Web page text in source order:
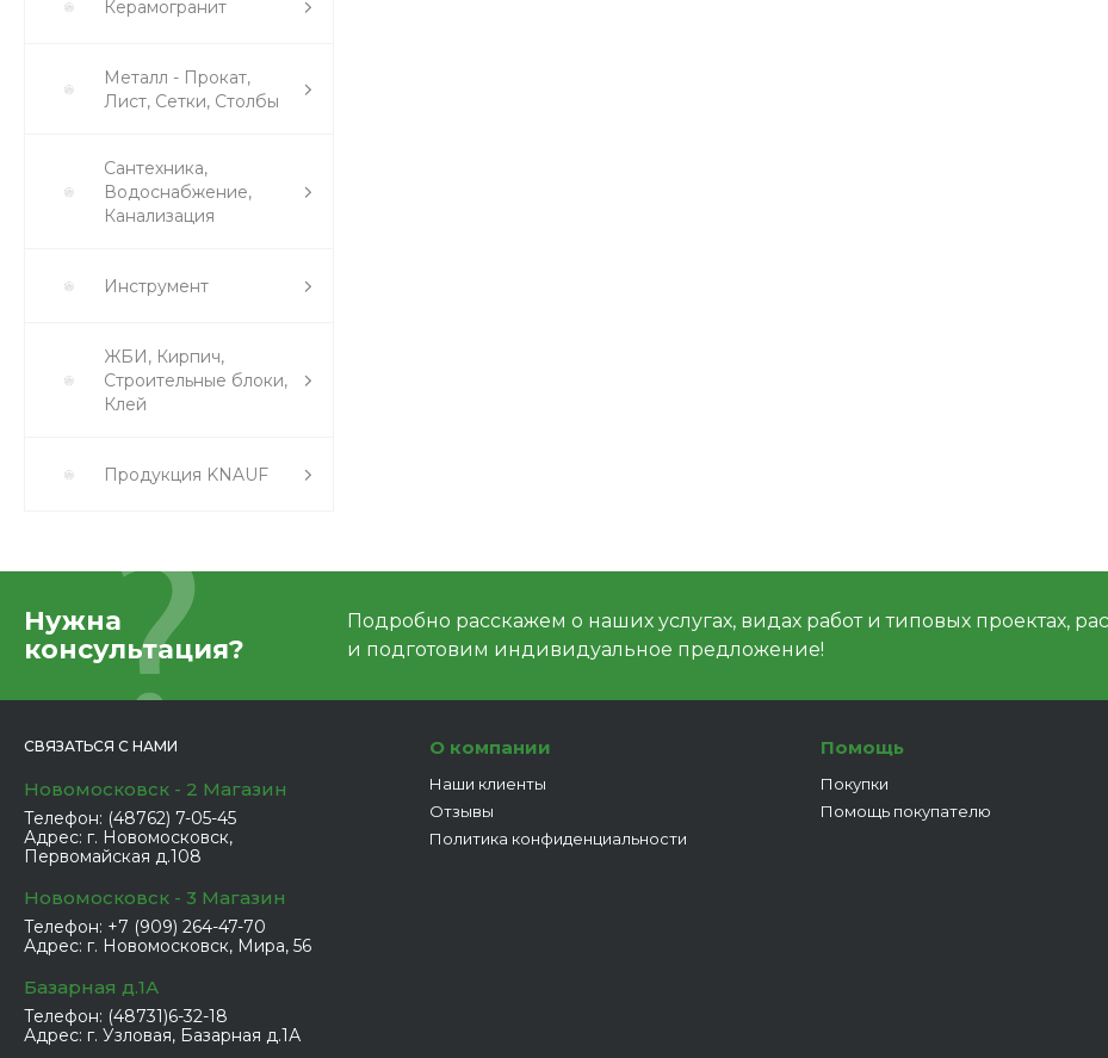
Керамогранит
Металл - Прокат,
Лист, Сетки, Столбы
Сантехника,
Водоснабжение,
Канализация
Инструмент
ЖБИ, Кирпич,
Строительные блоки,
Клей
Продукция KNAUF
Нужна
консультация?
Подробно расскажем о наших услугах, видах работ и типовых проектах,
и подготовим индивидуальное предложение!
СВЯЗАТЬСЯ С НАМИ
Новомосковск - 2 Магазин
Телефон: (48762) 7-05-45
Адрес: г. Новомосковск,
Первомайская д.108
Новомосковск - 3 Магазин
Телефон: +7 (909) 264-47-70
Адрес: г. Новомосковск, Мира, 56
Базарная д.1А
Телефон: (48731)6-32-18
Адрес: г. Узловая, Базарная д.1А
О компании
Наши клиенты
Отзывы
Политика конфиденциальности
Помощь
Покупки
Помощь покупателю